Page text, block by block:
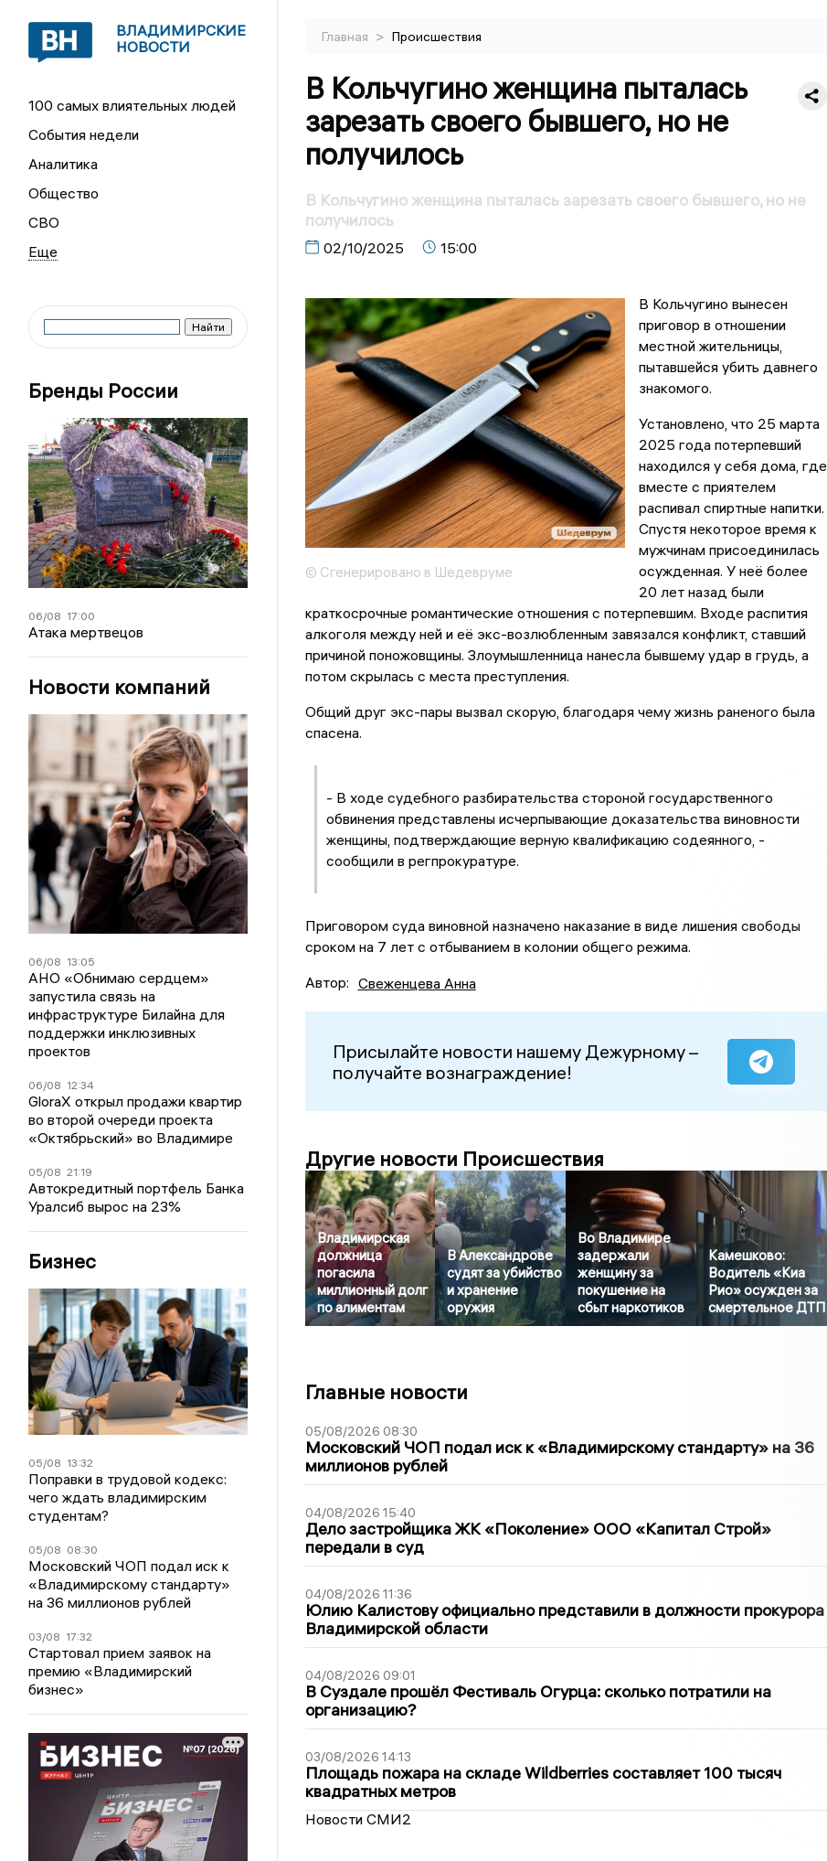
ВЛАДИМИРСКИЕ
НОВОСТИ
100 самых влиятельных людей
События недели
Аналитика
Общество
СВО
Бренды России
06/08 17:00
Атака мертвецов
Новости компаний
06/08 13:05
АНО «Обнимаю сердцем»
запустила связь на
инфраструктуре Билайна для
поддержки инклюзивных
проектов
06/08 12:34
GloraX открыл продажи квартир
во второй очереди проекта
«Октябрьский» во Владимире
05/08 21:19
Автокредитный портфель Банка
Уралсиб вырос на 23%
Бизнес
05/08 13:32
Поправки в трудовой кодекс:
чего ждать владимирским
студентам?
05/08 08:30
Московский ЧОП подал иск к
«Владимирскому стандарту»
на 36 миллионов рублей
03/08 17:32
Стартовал прием заявок на
премию «Владимирский
бизнес»
Главная > Происшествия
В Кольчугино женщина пыталась
зарезать своего бывшего, но не
получилось
В Кольчугино женщина пыталась зарезать своего бывшего, но не
получилось
02/10/2025 15:00
© Сгенерировано в Шедевруме
В Кольчугино вынесен
приговор в отношении
местной жительницы,
пытавшейся убить давнего
знакомого.
Установлено, что 25 марта
2025 года потерпевший
находился у себя дома, где
вместе с приятелем
распивал спиртные напитки.
Спустя некоторое время к
мужчинам присоединилась
осужденная. У неё более
20 лет назад были
краткосрочные романтические отношения с потерпевшим. Входе распития
алкоголя между ней и её экс-возлюбленным завязался конфликт, ставший
причиной поножовщины. Злоумышленница нанесла бывшему удар в грудь, а
потом скрылась с места преступления.
Общий друг экс-пары вызвал скорую, благодаря чему жизнь раненого была
спасена.
- В ходе судебного разбирательства стороной государственного
обвинения представлены исчерпывающие доказательства виновности
женщины, подтверждающие верную квалификацию содеянного, -
сообщили в регпрокуратуре.
Приговором суда виновной назначено наказание в виде лишения свободы
сроком на 7 лет с отбыванием в колонии общего режима.
Автор: Свеженцева Анна
Присылайте новости нашему Дежурному –
получайте вознаграждение!
Другие новости Происшествия
Владимирская
должница
погасила
миллионный долг
по алиментам
В Александрове
судят за убийство
и хранение
оружия
Во Владимире
задержали
женщину за
покушение на
сбыт наркотиков
Камешково:
Водитель «Киа
Рио» осужден за
смертельное ДТП
Главные новости
05/08/2026 08:30
Московский ЧОП подал иск к «Владимирскому стандарту» на 36
миллионов рублей
04/08/2026 15:40
Дело застройщика ЖК «Поколение» ООО «Капитал Строй»
передали в суд
04/08/2026 11:36
Юлию Калистову официально представили в должности прокурора
Владимирской области
04/08/2026 09:01
В Суздале прошёл Фестиваль Огурца: сколько потратили на
организацию?
03/08/2026 14:13
Площадь пожара на складе Wildberries составляет 100 тысяч
квадратных метров
Новости СМИ2